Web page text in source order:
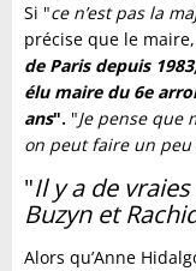
Si "ce n’est pas la
précise que le maire,
de Paris depuis
élu maire du 6e
ans". "Je pense que
on peut faire un
"Il y a de
Buzyn et
Alors qu’Anne